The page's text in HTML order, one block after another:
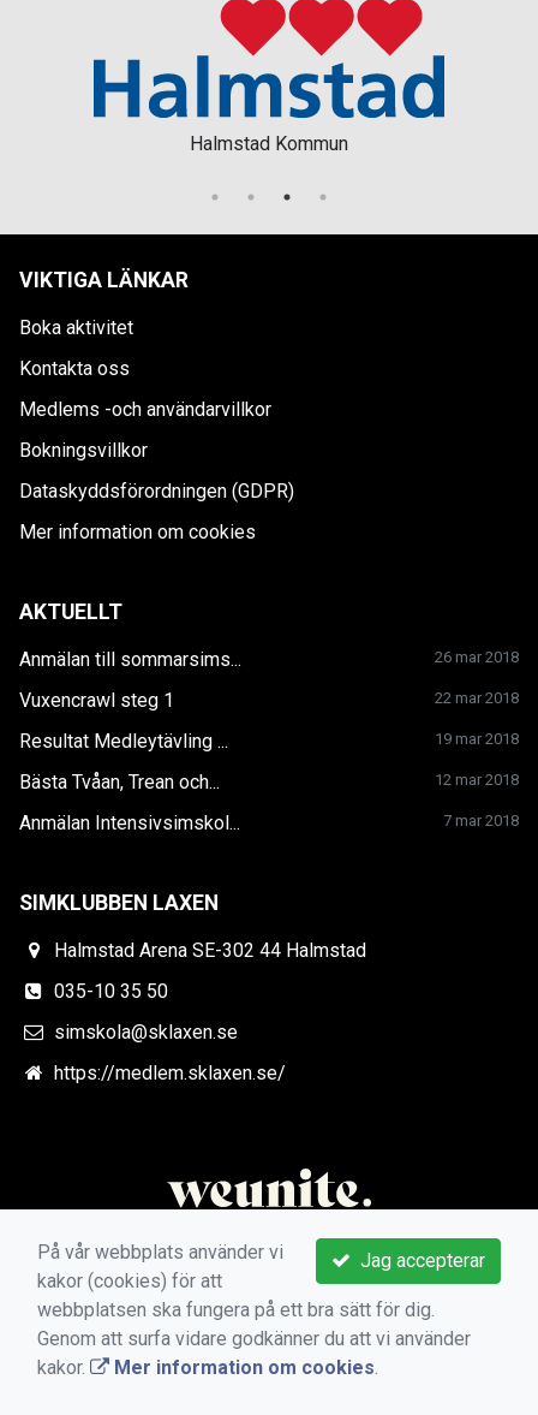
Halmstad Kommun
VIKTIGA LÄNKAR
Boka aktivitet
Kontakta oss
Medlems -och användarvillkor
Bokningsvillkor
Dataskyddsförordningen (GDPR)
Mer information om cookies
AKTUELLT
Anmälan till sommarsims... 26 mar 2018
Vuxencrawl steg 1 22 mar 2018
Resultat Medleytävling ... 19 mar 2018
Bästa Tvåan, Trean och... 12 mar 2018
Anmälan Intensivsimskol... 7 mar 2018
SIMKLUBBEN LAXEN
Halmstad Arena SE-302 44 Halmstad
035-10 35 50
simskola@sklaxen.se
https://medlem.sklaxen.se/
Jag accepterar
På vår webbplats använder vi
kakor (cookies) för att
webbplatsen ska fungera på ett bra sätt för dig.
Genom att surfa vidare godkänner du att vi använder
kakor.
Mer information om cookies.